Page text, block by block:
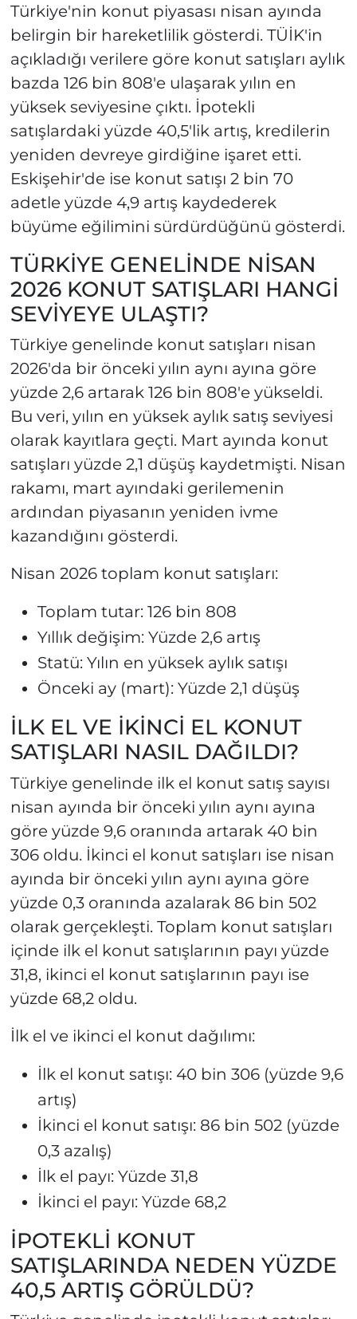
Türkiye'nin konut piyasası nisan ayında
belirgin bir hareketlilik gösterdi. TÜİK'in
açıkladığı verilere göre konut satışları aylık
bazda 126 bin 808'e ulaşarak yılın en
yüksek seviyesine çıktı. İpotekli
satışlardaki yüzde 40,5'lik artış, kredilerin
yeniden devreye girdiğine işaret etti.
Eskişehir'de ise konut satışı 2 bin 70
adetle yüzde 4,9 artış kaydederek
büyüme eğilimini sürdürdüğünü gösterdi.
TÜRKİYE GENELİNDE NİSAN
2026 KONUT SATIŞLARI HANGİ
SEVİYEYE ULAŞTI?
Türkiye genelinde konut satışları nisan
2026'da bir önceki yılın aynı ayına göre
yüzde 2,6 artarak 126 bin 808'e yükseldi.
Bu veri, yılın en yüksek aylık satış seviyesi
olarak kayıtlara geçti. Mart ayında konut
satışları yüzde 2,1 düşüş kaydetmişti. Nisan
rakamı, mart ayındaki gerilemenin
ardından piyasanın yeniden ivme
kazandığını gösterdi.
Nisan 2026 toplam konut satışları:
Toplam tutar: 126 bin 808
Yıllık değişim: Yüzde 2,6 artış
Statü: Yılın en yüksek aylık satışı
Önceki ay (mart): Yüzde 2,1 düşüş
İLK EL VE İKİNCİ EL KONUT
SATIŞLARI NASIL DAĞILDI?
Türkiye genelinde ilk el konut satış sayısı
nisan ayında bir önceki yılın aynı ayına
göre yüzde 9,6 oranında artarak 40 bin
306 oldu. İkinci el konut satışları ise nisan
ayında bir önceki yılın aynı ayına göre
yüzde 0,3 oranında azalarak 86 bin 502
olarak gerçekleşti. Toplam konut satışları
içinde ilk el konut satışlarının payı yüzde
31,8, ikinci el konut satışlarının payı ise
yüzde 68,2 oldu.
İlk el ve ikinci el konut dağılımı:
İlk el konut satışı: 40 bin 306 (yüzde 9,6
artış)
İkinci el konut satışı: 86 bin 502 (yüzde
0,3 azalış)
İlk el payı: Yüzde 31,8
İkinci el payı: Yüzde 68,2
İPOTEKLİ KONUT
SATIŞLARINDA NEDEN YÜZDE
40,5 ARTIŞ GÖRÜLDÜ?